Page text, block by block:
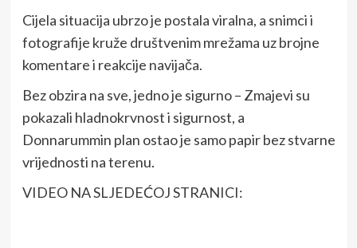
Cijela situacija ubrzo je postala viralna, a snimci i
fotografije kruže društvenim mrežama uz brojne
komentare i reakcije navijača.
Bez obzira na sve, jedno je sigurno – Zmajevi su
pokazali hladnokrvnost i sigurnost, a
Donnarummin plan ostao je samo papir bez stvarne
vrijednosti na terenu.
VIDEO NA SLJEDEĆOJ STRANICI: